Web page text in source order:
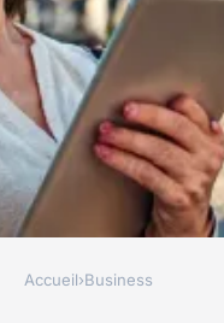
Accueil›Business